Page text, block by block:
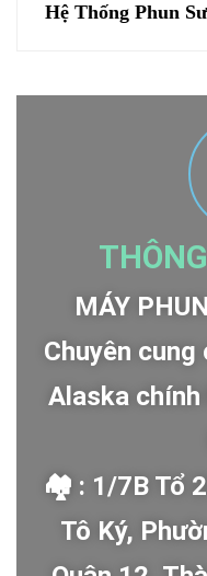
Hệ Thống Phun
MÁY
Chuyên cung
Alaska
🏘 : 1/7B Tổ
Tô Ký,